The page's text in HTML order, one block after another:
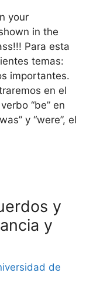
your
in the
Para esta
temas:
importantes.
en el
“be” en
y “were”, el
y
y
de